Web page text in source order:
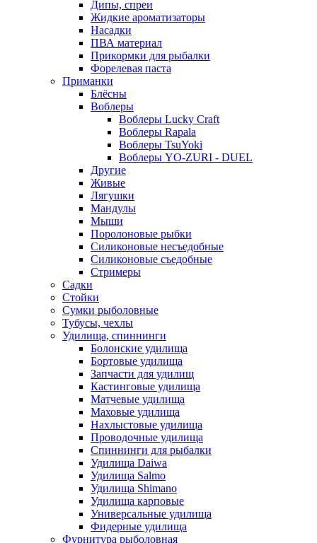
Дипы, спреи
Жидкие ароматизаторы
Насадки
ПВА материал
Прикормки для рыбалки
Форелевая паста
Приманки
Блёсны
Воблеры
Воблеры Lucky Craft
Воблеры Rapala
Воблеры TsuYoki
Воблеры YO-ZURI - DUEL
Другие
Живые
Лягушки
Мандулы
Мыши
Поролоновые рыбки
Силиконовые несъедобные
Силиконовые съедобные
Стримеры
Садки
Стойки
Сумки рыболовные
Тубусы, чехлы
Удилища, спиннинги
Болонские удилища
Бортовые удилища
Запчасти для удилищ
Кастинговые удилища
Матчевые удилища
Маховые удилища
Нахлыстовые удилища
Проводочные удилища
Спиннинги для рыбалки
Удилища Daiwa
Удилища Salmo
Удилища Shimano
Удилища карповые
Универсальные удилища
Фидерные удилища
Фурнитура рыболовная